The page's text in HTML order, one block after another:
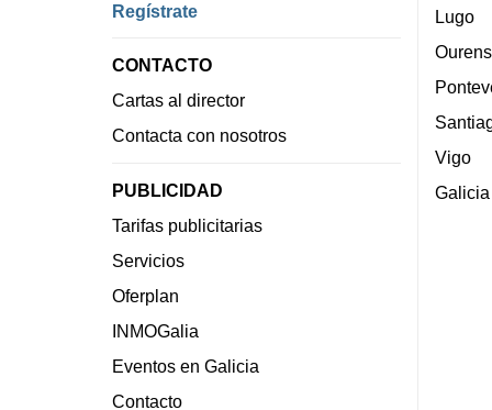
Regístrate
CONTACTO
Cartas al director
Contacta con nosotros
PUBLICIDAD
Tarifas publicitarias
Servicios
Oferplan
INMOGalia
Eventos en Galicia
Contacto
Lugo
Vigo